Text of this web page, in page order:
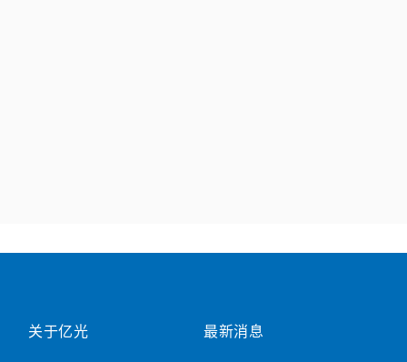
关于亿光 最新消息